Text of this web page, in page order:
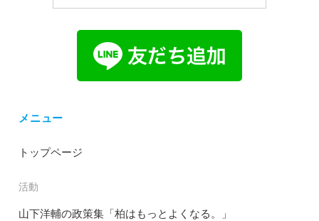
メニュー
トップページ
活動
山下洋輔の政策集「柏はもっとよくなる。」